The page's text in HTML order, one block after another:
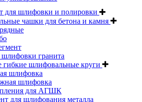
для шлифовки и полировки
чашки для бетона и камня
гранита
гибкие шлифовальные круги
шлифовка
шлифовка
для АГШК
для шлифования металла